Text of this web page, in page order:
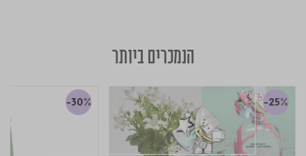
הנמכרים ביותר
-25%
-30%